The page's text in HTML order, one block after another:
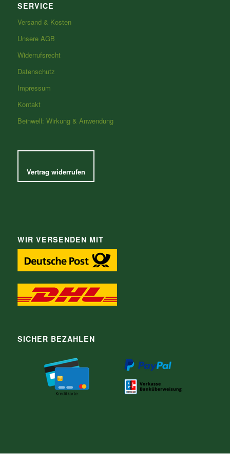
SERVICE
Versand & Kosten
Unsere AGB
Widerrufsrecht
Datenschutz
Impressum
Kontakt
Beinwell: Wirkung & Anwendung
Vertrag widerrufen
WIR VERSENDEN MIT
SICHER BEZAHLEN